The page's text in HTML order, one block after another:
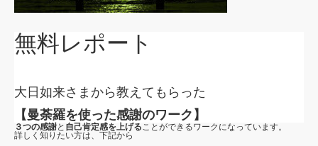
無料レポート
大日如来さまから教えてもらった
【曼荼羅を使った感謝のワーク】
３つの感謝と 自己肯定感を上げる ことができるワークになっています。
詳しく知りたい方は、下記から